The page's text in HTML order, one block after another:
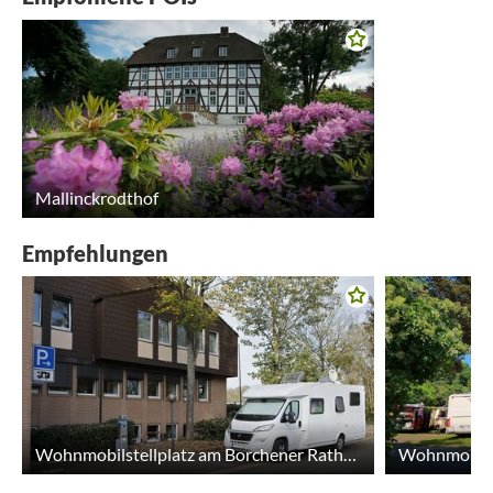
Mallinckrodthof
Empfehlungen
Wohnmobilstellplatz am Borchener Rathaus